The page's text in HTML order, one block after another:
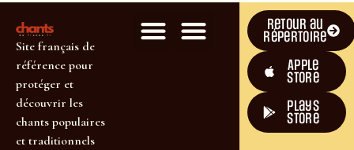
Site français de
référence pour
protéger et
découvrir les
chants populaires
et traditionnels
Retour au
répertoire
Apple
Store
plays
store